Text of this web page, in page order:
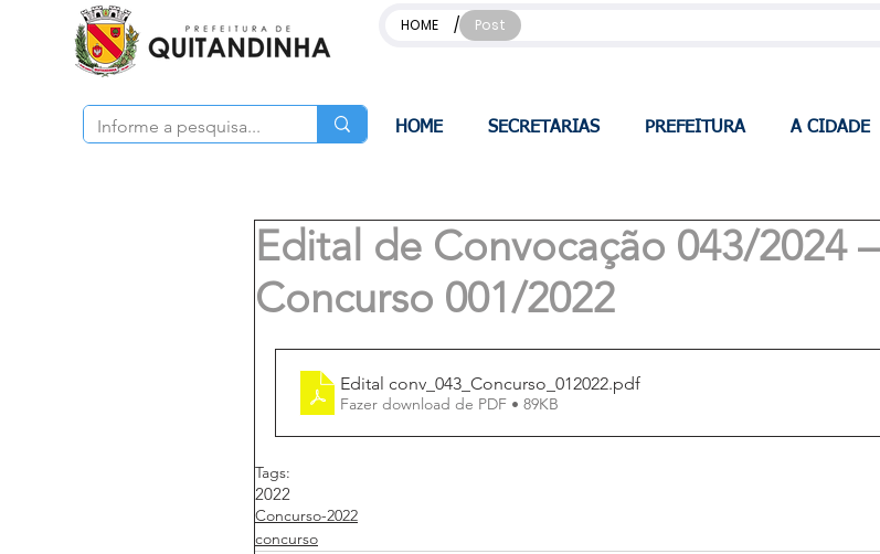
HOME / Post
HOME SECRETARIAS PREFEITURA A CIDADE
Edital de Convocação 043/2024 –
Concurso 001/2022
Edital conv_043_Concurso_012022.pdf
Fazer download de PDF • 89KB
Tags:
2022
Concurso-2022
concurso